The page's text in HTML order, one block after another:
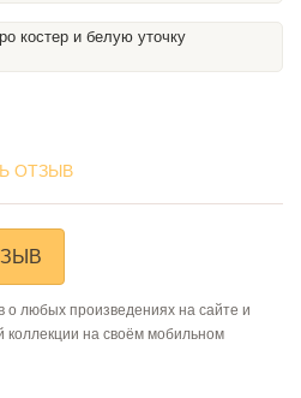
костер и белую уточку
ОТЗЫВ
о любых произведениях на сайте и
коллекции на своём мобильном